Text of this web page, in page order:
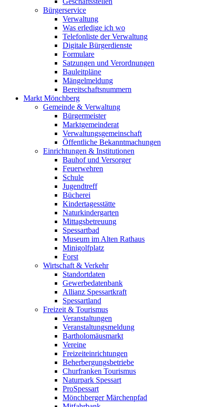
Bürgerservice
Verwaltung
Was erledige ich wo
Telefonliste der Verwaltung
Digitale Bürgerdienste
Formulare
Satzungen und Verordnungen
Bauleitpläne
Mängelmeldung
Bereitschaftsnummern
Markt Mönchberg
Gemeinde & Verwaltung
Bürgermeister
Marktgemeinderat
Verwaltungsgemeinschaft
Öffentliche Bekanntmachungen
Einrichtungen & Institutionen
Bauhof und Versorger
Feuerwehren
Schule
Jugendtreff
Bücherei
Kindertagesstätte
Naturkindergarten
Mittagsbetreuung
Spessartbad
Museum im Alten Rathaus
Minigolfplatz
Forst
Wirtschaft & Verkehr
Standortdaten
Gewerbedatenbank
Allianz Spessartkraft
Spessartland
Freizeit & Tourismus
Veranstaltungen
Veranstaltungsmeldung
Bartholomäusmarkt
Vereine
Freizeiteinrichtungen
Beherbergungsbetriebe
Churfranken Tourismus
Naturpark Spessart
ProSpessart
Mönchberger Märchenpfad